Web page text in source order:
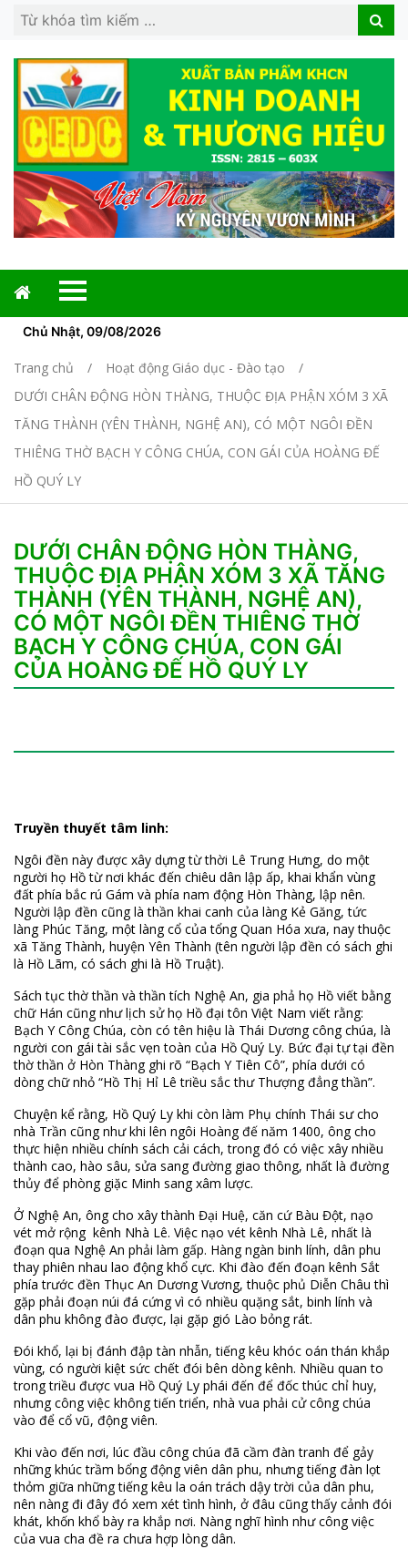
Search
Search
Chủ Nhật, 09/08/2026
Trang chủ
Hoạt động Giáo dục - Đào tạo
DƯỚI CHÂN ĐỘNG HÒN THÀNG, THUỘC ĐỊA PHẬN XÓM 3 XÃ
TĂNG THÀNH (YÊN THÀNH, NGHỆ AN), CÓ MỘT NGÔI ĐỀN
THIÊNG THỜ BẠCH Y CÔNG CHÚA, CON GÁI CỦA HOÀNG ĐẾ
HỒ QUÝ LY
DƯỚI CHÂN ĐỘNG HÒN THÀNG,
THUỘC ĐỊA PHẬN XÓM 3 XÃ TĂNG
THÀNH (YÊN THÀNH, NGHỆ AN),
CÓ MỘT NGÔI ĐỀN THIÊNG THỜ
BẠCH Y CÔNG CHÚA, CON GÁI
CỦA HOÀNG ĐẾ HỒ QUÝ LY
Truyền thuyết tâm linh:
Ngôi đền này được xây dựng từ thời Lê Trung Hưng, do một
người họ Hồ từ nơi khác đến chiêu dân lập ấp, khai khẩn vùng
đất phía bắc rú Gám và phía nam động Hòn Thàng, lập nên.
Người lập đền cũng là thần khai canh của làng Kẻ Găng, tức
làng Phúc Tăng, một làng cổ của tổng Quan Hóa xưa, nay thuộc
xã Tăng Thành, huyện Yên Thành (tên người lập đền có sách ghi
là Hồ Lãm, có sách ghi là Hồ Truật).
Sách tục thờ thần và thần tích Nghệ An, gia phả họ Hồ viết bằng
chữ Hán cũng như lịch sử họ Hồ đại tôn Việt Nam viết rằng:
Bạch Y Công Chúa, còn có tên hiệu là Thái Dương công chúa, là
người con gái tài sắc vẹn toàn của Hồ Quý Ly. Bức đại tự tại đền
thờ thần ở Hòn Thàng ghi rõ “Bạch Y Tiên Cô”, phía dưới có
dòng chữ nhỏ “Hồ Thị Hỉ Lê triều sắc thư Thượng đẳng thần”.
Chuyện kể rằng, Hồ Quý Ly khi còn làm Phụ chính Thái sư cho
nhà Trần cũng như khi lên ngôi Hoàng đế năm 1400, ông cho
thực hiện nhiều chính sách cải cách, trong đó có việc xây nhiều
thành cao, hào sâu, sửa sang đường giao thông, nhất là đường
thủy để phòng giặc Minh sang xâm lược.
Ở Nghệ An, ông cho xây thành Đại Huệ, căn cứ Bàu Đột, nạo
vét mở rộng kênh Nhà Lê. Việc nạo vét kênh Nhà Lê, nhất là
đoạn qua Nghệ An phải làm gấp. Hàng ngàn binh lính, dân phu
thay phiên nhau lao động khổ cực. Khi đào đến đoạn kênh Sắt
phía trước đền Thục An Dương Vương, thuộc phủ Diễn Châu thì
gặp phải đoạn núi đá cứng vì có nhiều quặng sắt, binh lính và
dân phu không đào được, lại gặp gió Lào bỏng rát.
Đói khổ, lại bị đánh đập tàn nhẫn, tiếng kêu khóc oán thán khắp
vùng, có người kiệt sức chết đói bên dòng kênh. Nhiều quan to
trong triều được vua Hồ Quý Ly phái đến để đốc thúc chỉ huy,
nhưng công việc không tiến triển, nhà vua phải cử công chúa
vào để cổ vũ, động viên.
Khi vào đến nơi, lúc đầu công chúa đã cầm đàn tranh để gảy
những khúc trầm bổng động viên dân phu, nhưng tiếng đàn lọt
thỏm giữa những tiếng kêu la oán trách dậy trời của dân phu,
nên nàng đi đây đó xem xét tình hình, ở đâu cũng thấy cảnh đói
khát, khốn khổ bày ra khắp nơi. Nàng nghĩ hình như công việc
của vua cha đề ra chưa hợp lòng dân.